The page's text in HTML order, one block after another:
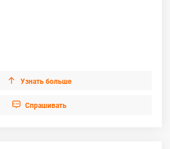
 Узнать больше
 Cпрашивать